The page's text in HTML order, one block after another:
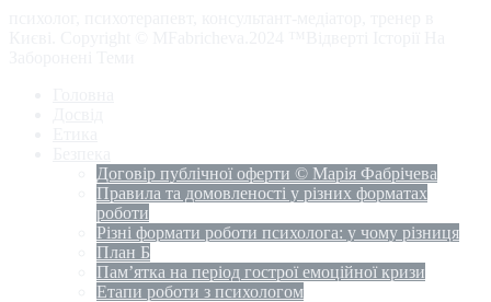
Договір публічної оферти © Марія Фабрічева
Правила та домовленості у різних форматах
роботи
Різні формати роботи психолога: у чому різниця
План Б
Пам’ятка на період гострої емоційної кризи
Етапи роботи з психологом